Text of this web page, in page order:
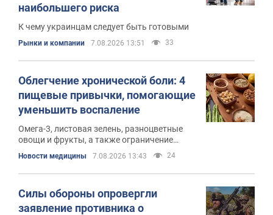
наибольшего риска
К чему украинцам следует быть готовыми
Рынки и компании 7.08.2026 13:51 33
Облегчение хронической боли: 4
пищевые привычки, помогающие
уменьшить воспаление
Омега-3, листовая зелень, разноцветные
овощи и фрукты, а также ограничение
употребления алкоголя могут помочь
снизить уровень воспаления
Новости медицины 7.08.2026 13:43 24
Силы обороны опровергли
заявление противника о